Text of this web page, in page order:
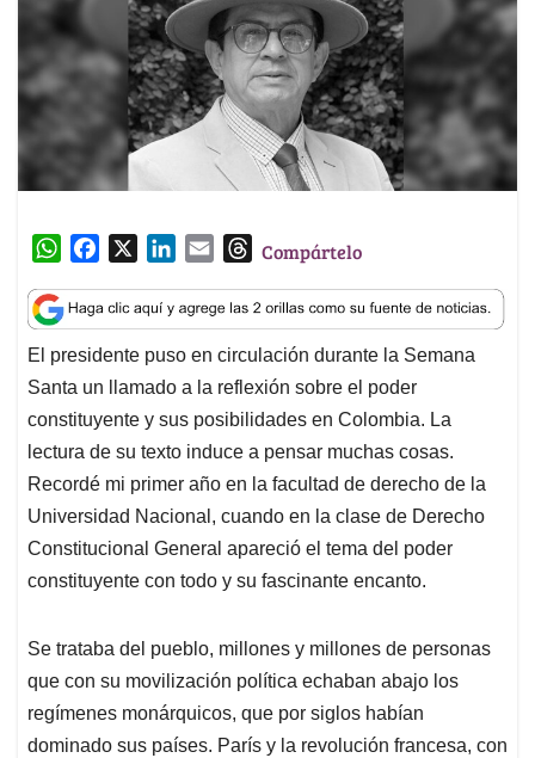
W
a
t
s
A
p
p
c
e
b
o
o
k
n
k
e
d
I
n
a
i
l
T
r
e
a
d
s
Compártelo
El presidente puso en circulación durante la Semana
Santa un llamado a la reflexión sobre el poder
constituyente y sus posibilidades en Colombia. La
lectura de su texto induce a pensar muchas cosas.
Recordé mi primer año en la facultad de derecho de la
Universidad Nacional, cuando en la clase de Derecho
Constitucional General apareció el tema del poder
constituyente con todo y su fascinante encanto.
Se trataba del pueblo, millones y millones de personas
que con su movilización política echaban abajo los
regímenes monárquicos, que por siglos habían
dominado sus países. París y la revolución francesa, con